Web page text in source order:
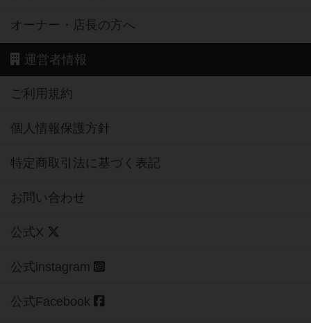
オーナー・店長の方へ
運営者情報
ご利用規約
個人情報保護方針
特定商取引法に基づく表記
お問い合わせ
公式X
公式instagram
公式Facebook